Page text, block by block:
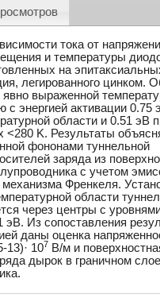
тока от
и температуры
на
легированного цинком.
явно выраженной
с энергией активации 0.75
области и 0.51 эВ
<280 K. Результаты
фононами туннельной
заряда из
с учетом
Френкеля.
области
через центры с
эВ. Из сопоставления
даны оценка
13)· 107 В/м и
дырок в граничном слое